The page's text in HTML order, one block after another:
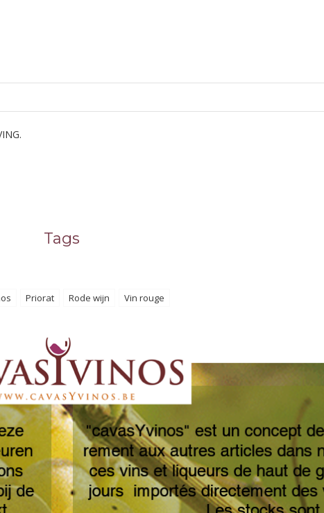
Tags
Priorat Rode wijn Vin rouge